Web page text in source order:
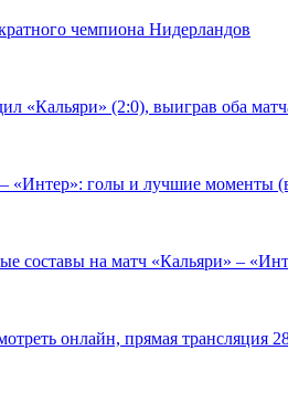
чемпиона Нидерландов
«Кальяри» (2:0), выиграв оба
«Интер»: голы и лучшие моменты
составы на матч «Кальяри» –
онлайн, прямая трансляция